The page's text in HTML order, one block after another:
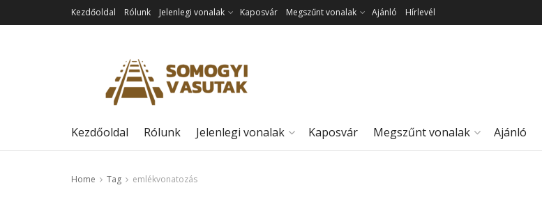
Kezdőoldal Rólunk Jelenlegi vonalak Kaposvár Megszűnt vonalak Ajánló Hírlevél
Kezdőoldal Rólunk Jelenlegi vonalak Kaposvár Megszűnt vonalak Ajánló
Home Tag emlékvonatozás